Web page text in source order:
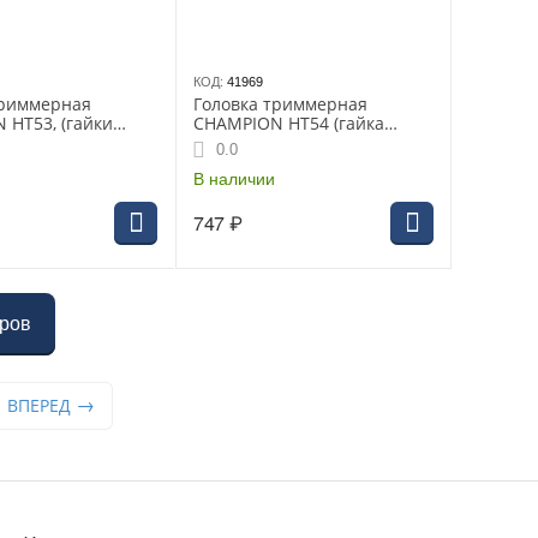
HT53, (гайки
+ М12*1,75
CLS-5800; Stihl
КОД: 41969
Головка триммерная
CHAMPION HT54 (гайка
М8*1,25 правая), быстрая
загрузка, Stihl FS38
0.0
В наличии
747₽
ВПЕРЕД